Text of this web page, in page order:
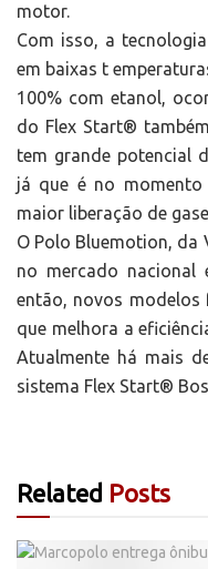
motor.
Com isso, a
em baixas t
100% com etanol,
do Flex Start®
tem grande potencial
já que é no
maior liberação de
O Polo Bluemotion, da
no mercado nacional
então, novos
que melhora a
Atualmente há mais
sistema Flex Start®
Related Posts